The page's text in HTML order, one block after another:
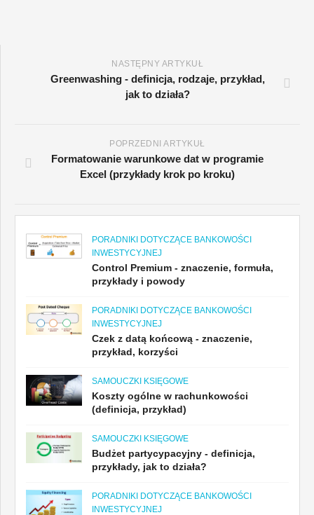
NASTĘPNY ARTYKUŁ
Greenwashing - definicja, rodzaje, przykład,
jak to działa?
POPRZEDNI ARTYKUŁ
Formatowanie warunkowe dat w programie
Excel (przykłady krok po kroku)
PORADNIKI DOTYCZĄCE BANKOWOŚCI
INWESTYCYJNEJ
Control Premium - znaczenie, formuła,
przykłady i powody
PORADNIKI DOTYCZĄCE BANKOWOŚCI
INWESTYCYJNEJ
Czek z datą końcową - znaczenie,
przykład, korzyści
SAMOUCZKI KSIĘGOWE
Koszty ogólne w rachunkowości
(definicja, przykład)
SAMOUCZKI KSIĘGOWE
Budżet partycypacyjny - definicja,
przykłady, jak to działa?
PORADNIKI DOTYCZĄCE BANKOWOŚCI
INWESTYCYJNEJ